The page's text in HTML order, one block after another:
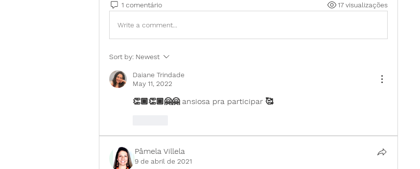
1 comentário 17 visualizações
Write a comment...
Sort by: Newest
Daiane Trindade
May 11, 2022
👏🏾👏🏾🤗🤗 ansiosa pra participar 🥰
Pâmela Villela
9 de abril de 2021